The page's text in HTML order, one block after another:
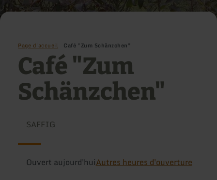
Page d'accueil Café "Zum Schänzchen"
Café "Zum
Schänzchen"
SAFFIG
Ouvert aujourd'huiAutres heures d'ouverture